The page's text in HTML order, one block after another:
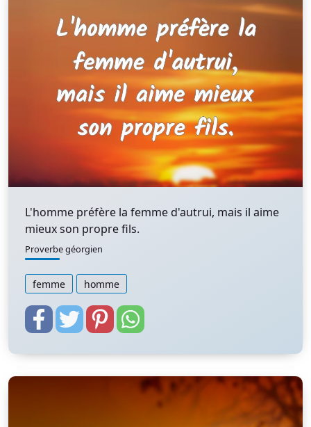
L'homme préfère la femme d'autrui, mais il aime
mieux son propre fils.
Proverbe géorgien
femme homme